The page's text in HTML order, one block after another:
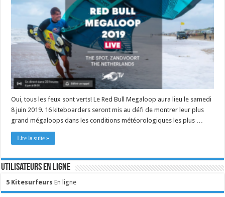
Oui, tous les feux sont verts! Le Red Bull Megaloop aura lieu le samedi
8 juin 2019. 16 kiteboarders seront mis au défi de montrer leur plus
grand mégaloops dans les conditions météorologiques les plus …
Lire la suite »
Utilisateurs en ligne
5 Kitesurfeurs En ligne